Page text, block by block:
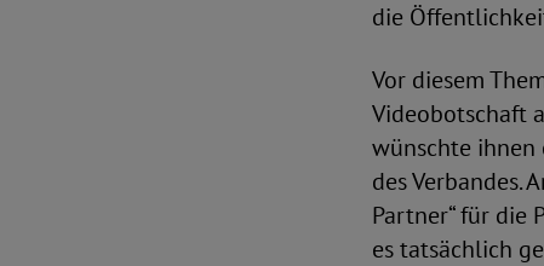
die
Vor diesem
Videobotschaft
wünschte ihnen
des Verbandes.
Partner“ für die
es tatsächlich